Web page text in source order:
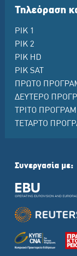
Τηλεόραση
ΡΙΚ 1
ΡΙΚ 2
ΡΙΚ HD
ΡΙΚ SAT
ΠΡΩΤΟ
ΔΕΥΤΕΡΟ
ΤΡΙΤΟ
ΤΕΤΑΡΤΟ
Συνεργασία με: